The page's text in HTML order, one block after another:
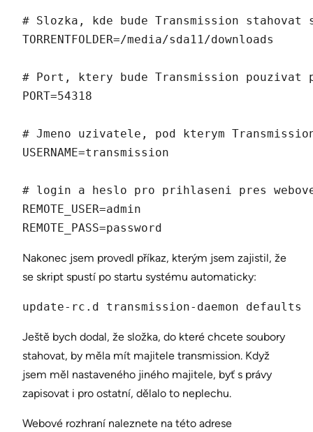
# Slozka, kde bude Transmission stahovat
TORRENTFOLDER=/media/sda11/downloads
# Port, ktery bude Transmission
PORT=54318
# Jmeno uzivatele, pod kterym
USERNAME=transmission
# login a heslo pro prihlaseni pres
REMOTE_USER=admin
REMOTE_PASS=password
Nakonec jsem provedl příkaz, kterým jsem zajistil, že
se skript spustí po startu systému automaticky:
update-rc.d transmission-daemon defaults
Ještě bych dodal, že složka, do které chcete soubory
stahovat, by měla mít majitele transmission. Když
jsem měl nastaveného jiného majitele, byť s právy
zapisovat i pro ostatní, dělalo to neplechu.
Webové rozhraní naleznete na této adrese